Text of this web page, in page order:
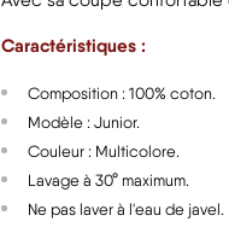
Caractéristiques :
Composition : 100% coton.
Modèle : Junior.
Couleur : Multicolore.
Lavage à 30° maximum.
Ne pas laver à l'eau de javel.